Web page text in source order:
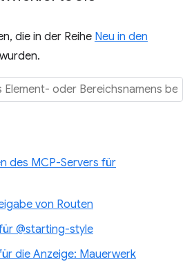
die in der Reihe Neu in den
des MCP-Servers für
von Routen
@starting-style
die Anzeige: Mauerwerk